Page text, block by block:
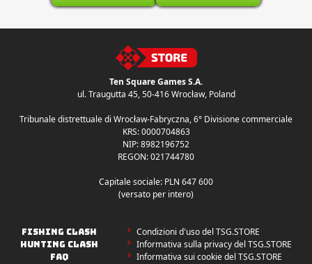
Ten Square Games S.A.
ul. Traugutta 45,50-416 Wrocław, Poland
Tribunale distrettuale di Wrocław-Fabryczna, 6° Divisione commerciale
KRS: 0000704863
NIP: 8982196752
REGON: 021744780
Capitale sociale: PLN 647 600
(versato per intero)
FISHING CLASH
HUNTING CLASH
FAQ
Condizioni d'uso del TSG.STORE
Informativa sulla privacy del TSG.STORE
Informativa sui cookie del TSG.STORE